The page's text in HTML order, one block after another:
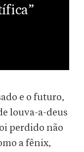
e o futuro,
louva-a-deus
perdido não
a fênix,